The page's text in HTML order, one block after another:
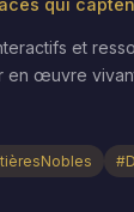
qui
et
en œuvre